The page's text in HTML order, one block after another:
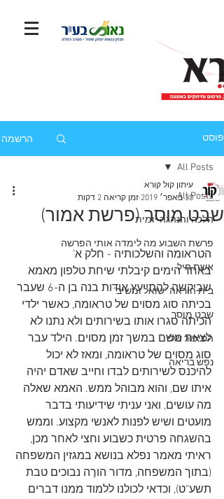
פוסט הרשמה
All Posts
הלכה והנהגה יומית
פרשת השבוע מה לימדה אותי הפרשה
אשת חיל
בית הוראה "שואל ומשיב"
שבט מוסר
הסיפור שלי
נפש בריאה
All Posts
שבט מוסר (פרשת אמור)
עיתון קול קורא
30 באפר׳ 2019
זמן קריאה 2 דקות
הטראומה והשלכותיה - חלק א'
באחד הימים קיבלתי שיחת טלפון מאמא
שביקשה להתייעץ אודות בנה בן ה-6 שעבר
בכיתה סוג מסוים של טראומה, כאשר ילדי
הכיתה סגרו אותו בשירותים ולא נתנו לא
לצאת משם במשך זמן מסוים. הילד עבר
סוג מסוים של טראומה, ומאז לא יכול
להיכנס לשירותים לבדו וחייב שאדם יהיה
איתו שם, והוא מבוהל ממש. האמא שאלה
מה עושים, ואני עניתי שידיעותי בדבר
מועטים ושיש לפנות לאנשי מקצוע. וממש
בהשגחה פרטית כשבוע וחצי לאחר מכן,
ראיתי מאמר נפלא בנושא במגזין המשפחה
(בתוך המשפחה, מדור הורֶה נבוכים טבת
תשע"ט), וכדאי לכולנו ללמוד ממנו דברים